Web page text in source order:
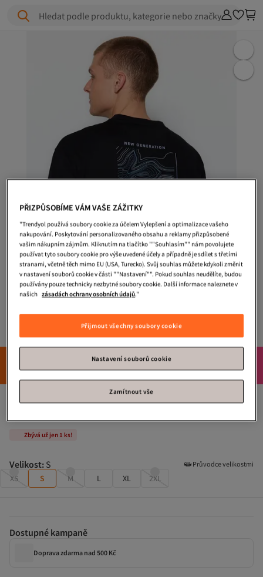
Hledat podle produktu, kategorie nebo značky
Neváhej a nakup.
h min s
Trendyol CollectionČerné oversize/tričko širokého střihu s
Zbývá už jen 1 ks!
Velikost: S Průvodce velikostmi
XS S M L XL 2XL
Dostupné kampaně
Doprava zdarma nad 500 Kč
PŘIZPŮSOBÍME VÁM VAŠE ZÁŽITKY
"Trendyol používá soubory cookie za účelem Vylepšení a optimalizace vašeho
nakupování. Poskytování personalizovaného obsahu a reklamy přizpůsobené
vašim nákupním zájmům. Kliknutím na tlačítko ""Souhlasím"" nám povolujete
používat tyto soubory cookie pro výše uvedené účely a případně je sdílet s třetími
stranami, včetně těch mimo EU (USA, Turecko). Svůj souhlas můžete kdykoli změnit
v nastavení souborů cookie v části ""Nastavení"". Pokud souhlas neudělíte, budou
používány pouze technicky nezbytné soubory cookie. Další informace naleznete v
našich zásadách ochrany osobních údajů."
Přijmout všechny soubory cookie
Nastavení souborů cookie
Zamítnout vše